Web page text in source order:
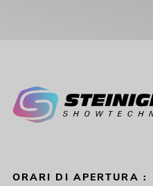
ORARI DI APERTURA :